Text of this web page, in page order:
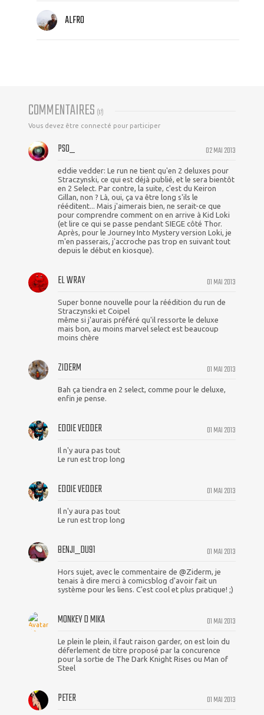
ALFRO
COMMENTAIRES (17)
Vous devez être connecté pour participer
02 MAI 2013
PSO_
eddie vedder: Le run ne tient qu'en 2 deluxes pour
Straczynski, ce qui est déjà publié, et le sera bientôt
en 2 Select. Par contre, la suite, c'est du Keiron
Gillan, non ? Là, oui, ça va être long s'ils le
rééditent... Mais j'aimerais bien, ne serait-ce que
pour comprendre comment on en arrive à Kid Loki
(et lire ce qui se passe pendant SIEGE côté Thor.
Après, pour le Journey Into Mystery version Loki, je
m'en passerais, j'accroche pas trop en suivant tout
depuis le début en kiosque).
01 MAI 2013
EL WRAY
Super bonne nouvelle pour la réédition du run de
Straczynski et Coipel
même si j'aurais préféré qu'il ressorte le deluxe
mais bon, au moins marvel select est beaucoup
moins chère
01 MAI 2013
ZIDERM
Bah ça tiendra en 2 select, comme pour le deluxe,
enfin je pense.
01 MAI 2013
EDDIE VEDDER
Il n'y aura pas tout
Le run est trop long
01 MAI 2013
EDDIE VEDDER
Il n'y aura pas tout
Le run est trop long
01 MAI 2013
BENJI_DU91
Hors sujet, avec le commentaire de @Ziderm, je
tenais à dire merci à comicsblog d'avoir fait un
système pour les liens. C'est cool et plus pratique! ;)
01 MAI 2013
MONKEY D MIKA
Le plein le plein, il faut raison garder, on est loin du
déferlement de titre proposé par la concurence
pour la sortie de The Dark Knight Rises ou Man of
Steel
01 MAI 2013
PETER